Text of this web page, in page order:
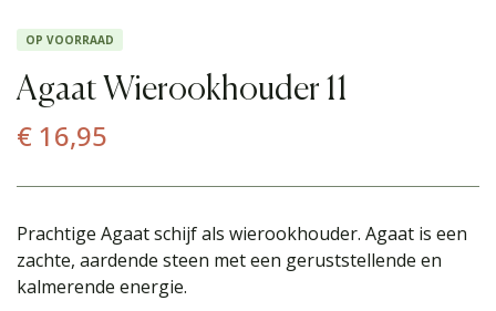
OP VOORRAAD
Agaat Wierookhouder 11
€ 16,95
Prachtige Agaat schijf als wierookhouder. Agaat is een
zachte, aardende steen met een geruststellende en
kalmerende energie.